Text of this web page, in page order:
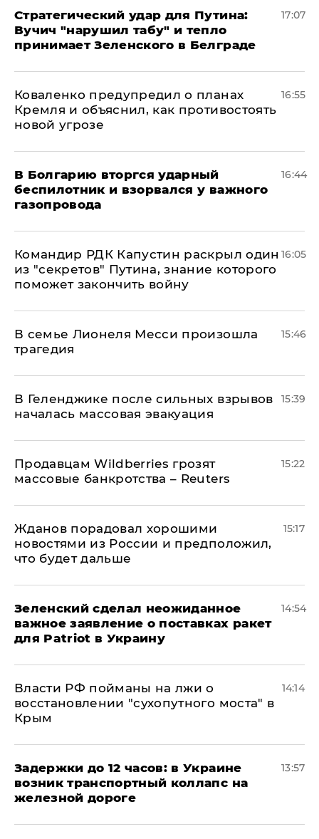
Стратегический удар для Путина:
Вучич "нарушил табу" и тепло
принимает Зеленского в Белграде
17:07
Коваленко предупредил о планах
Кремля и объяснил, как противостоять
новой угрозе
16:55
В Болгарию вторгся ударный
беспилотник и взорвался у важного
газопровода
16:44
Командир РДК Капустин раскрыл один
из "секретов" Путина, знание которого
поможет закончить войну
16:05
В семье Лионеля Месси произошла
трагедия
15:46
В Геленджике после сильных взрывов
началась массовая эвакуация
15:39
Продавцам Wildberries грозят
массовые банкротства – Reuters
15:22
Жданов порадовал хорошими
новостями из России и предположил,
что будет дальше
15:17
Зеленский сделал неожиданное
важное заявление о поставках ракет
для Patriot в Украину
14:54
Власти РФ пойманы на лжи о
восстановлении "сухопутного моста" в
Крым
14:14
Задержки до 12 часов: в Украине
возник транспортный коллапс на
железной дороге
13:57